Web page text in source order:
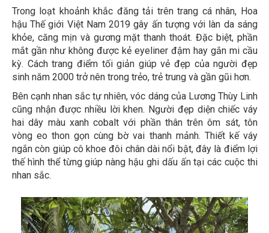
Trong loạt khoảnh khắc đăng tải trên trang cá nhân, Hoa
hậu Thế giới Việt Nam 2019 gây ấn tượng với làn da sáng
khỏe, căng mịn và gương mặt thanh thoát. Đặc biệt, phần
mắt gần như không được kẻ eyeliner đậm hay gắn mi cầu
kỳ. Cách trang điểm tối giản giúp vẻ đẹp của người đẹp
sinh năm 2000 trở nên trong trẻo, trẻ trung và gần gũi hơn.
Bên cạnh nhan sắc tự nhiên, vóc dáng của Lương Thùy Linh
cũng nhận được nhiều lời khen. Người đẹp diện chiếc váy
hai dây màu xanh cobalt với phần thân trên ôm sát, tôn
vòng eo thon gọn cùng bờ vai thanh mảnh. Thiết kế váy
ngắn còn giúp cô khoe đôi chân dài nổi bật, đây là điểm lợi
thế hình thể từng giúp nàng hậu ghi dấu ấn tại các cuộc thi
nhan sắc.